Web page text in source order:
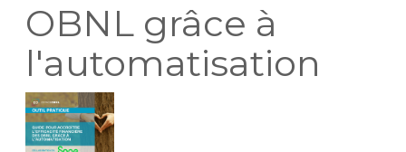
OBNL grâce à
l'automatisation